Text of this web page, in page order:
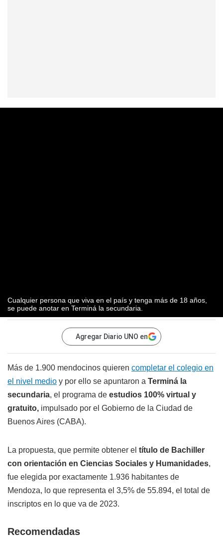
Cualquier persona que viva en el país y tenga más de 18 años,
se puede anotar en Terminá la secundaria.
Agregar Diario UNO en
Más de 1.900 mendocinos quieren completar el colegio en
el nivel medio y por ello se apuntaron a Terminá la
secundaria, el programa de estudios 100% virtual y
gratuito, impulsado por el Gobierno de la Ciudad de
Buenos Aires (CABA).
La propuesta, que permite obtener el título de Bachiller
con orientación en Ciencias Sociales y Humanidades,
fue elegida por exactamente 1.936 habitantes de
Mendoza, lo que representa el 3,5% de 55.894, el total de
inscriptos en lo que va de 2023.
Recomendadas